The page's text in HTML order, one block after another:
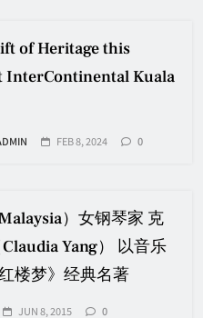
of Heritage this
InterContinental Kuala
FEB 8, 2024 0
）女钢琴家 克
Yang） 以音乐
楼梦》经典名著
JUN 8, 2015 0